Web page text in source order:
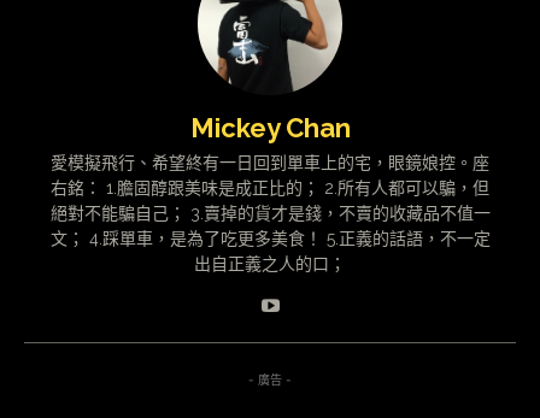
Mickey Chan
愛模擬飛行、希望終有一日回到單車上的宅，眼鏡娘控。座
右銘： 1.膽固醇跟美味是成正比的； 2.所有人都可以騙，但
絕對不能騙自己； 3.賣掉的貨才是錢，不賣的收藏品不值一
文； 4.踩單車，是為了吃更多美食！ 5.正義的話語，不一定
出自正義之人的口；
- 廣告 -